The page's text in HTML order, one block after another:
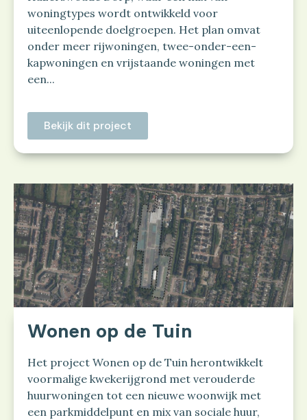
woningtypes wordt ontwikkeld voor
uiteenlopende doelgroepen. Het plan omvat
onder meer rijwoningen, twee-onder-een-
kapwoningen en vrijstaande woningen met
een...
Bekijk dit project
Wonen op de Tuin
Het project Wonen op de Tuin herontwikkelt
voormalige kwekerijgrond met verouderde
huurwoningen tot een nieuwe woonwijk met
een parkmiddelpunt en mix van sociale huur,